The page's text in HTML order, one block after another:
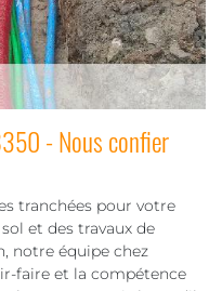
- Nous confier
tranchées pour votre
et des travaux de
notre équipe chez
faire et la compétence